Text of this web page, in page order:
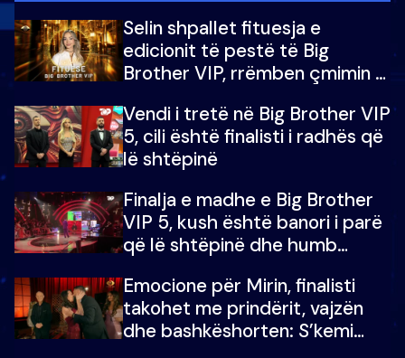
Selin shpallet fituesja e
edicionit të pestë të Big
Brother VIP, rrëmben çmimin e
Vendi i tretë në Big Brother VIP
5, cili është finalisti i radhës që
lë shtëpinë
Finalja e madhe e Big Brother
VIP 5, kush është banori i parë
që lë shtëpinë dhe humb
çmimin e madh
Emocione për Mirin, finalisti
takohet me prindërit, vajzën
dhe bashkëshorten: S’kemi